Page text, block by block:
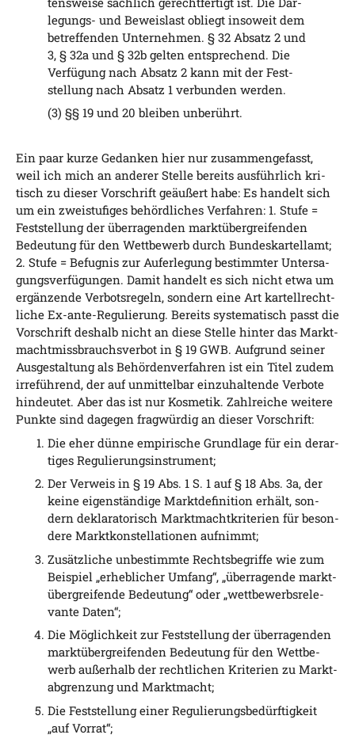
le­gungs- und Beweis­last obliegt inso­weit dem
betref­fen­den Unter­neh­men. § 32 Absatz 2 und
3, § 32a und § 32b gel­ten ent­spre­chend. Die
Ver­fü­gung nach Absatz 2 kann mit der Fest­
stel­lung nach Absatz 1 ver­bun­den werden.
(3) §§ 19 und 20 blei­ben unberührt.
Ein paar kur­ze Gedan­ken hier nur zusam­men­ge­fasst,
weil ich mich an ande­rer Stel­le bereits aus­führ­lich kri­
tisch zu die­ser Vor­schrift geäu­ßert habe: Es han­delt sich
um ein zwei­stu­fi­ges behörd­li­ches Ver­fah­ren: 1. Stu­fe =
Fest­stel­lung der über­ra­gen­den markt­über­grei­fen­den
Bedeu­tung für den Wett­be­werb durch Bun­des­kar­tell­amt;
2. Stu­fe = Befug­nis zur Auf­er­le­gung bestimm­ter Unter­sa­
gungs­ver­fü­gun­gen. Damit han­delt es sich nicht etwa um
ergän­zen­de Ver­bots­re­geln, son­dern eine Art kar­tell­recht­
li­che Ex-ante-Regu­lie­rung. Bereits sys­te­ma­tisch passt die
Vor­schrift des­halb nicht an die­se Stel­le hin­ter das Markt­
macht­miss­brauchs­ver­bot in § 19 GWB. Auf­grund sei­ner
Aus­ge­stal­tung als Behör­den­ver­fah­ren ist ein Titel zudem
irre­füh­rend, der auf unmit­tel­bar ein­zu­hal­ten­de Ver­bo­te
hin­deu­tet. Aber das ist nur Kos­me­tik. Zahl­rei­che wei­te­re
Punk­te sind dage­gen frag­wür­dig an die­ser Vorschrift:
Die eher dün­ne empi­ri­sche Grund­la­ge für ein der­ar­
ti­ges Regulierungsinstrument;
Der Ver­weis in § 19 Abs. 1 S. 1 auf § 18 Abs. 3a, der
kei­ne eigen­stän­di­ge Markt­de­fi­ni­ti­on erhält, son­
dern dekla­ra­to­risch Markt­macht­kri­te­ri­en für beson­
de­re Markt­kon­stel­la­tio­nen aufnimmt;
Zusätz­li­che unbe­stimm­te Rechts­be­grif­fe wie zum
Bei­spiel „erheb­li­cher Umfang“, „über­ra­gen­de markt­
über­grei­fen­de Bedeu­tung“ oder „wett­be­werbs­re­le­
van­te Daten“;
Die Mög­lich­keit zur Fest­stel­lung der über­ra­gen­den
markt­über­grei­fen­den Bedeu­tung für den Wett­be­
werb außer­halb der recht­li­chen Kri­te­ri­en zu Markt­
ab­gren­zung und Marktmacht;
Die Fest­stel­lung einer Regu­lie­rungs­be­dürf­tig­keit
„auf Vorrat“;